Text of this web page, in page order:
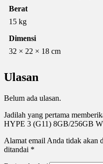
Berat
15 kg
Dimensi
32 × 22 × 18 cm
Ulasan
Belum ada ulasan.
Jadilah yang pertama
HYPE 3 (G11) 8GB/256GB
Alamat email Anda tidak akan
ditandai *